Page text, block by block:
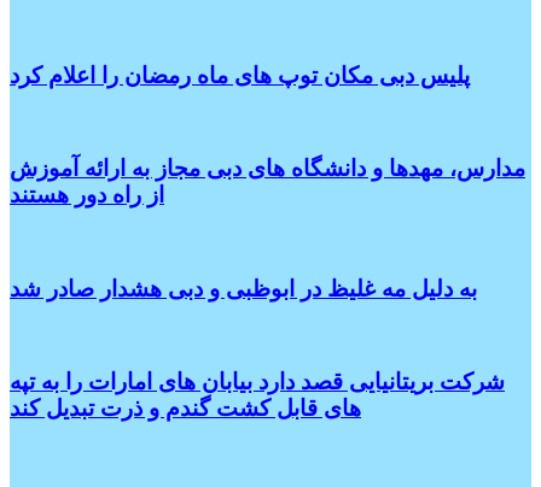
پلیس دبی مکان توپ های ماه رمضان را اعلام کرد
مدارس، مهدها و دانشگاه های دبی مجاز به ارائه آموزش
از راه دور هستند
به دلیل مه غلیظ در ابوظبی و دبی هشدار صادر شد
شرکت بریتانیایی قصد دارد بیابان های امارات را به تپه
های قابل کشت گندم و ذرت تبدیل کند